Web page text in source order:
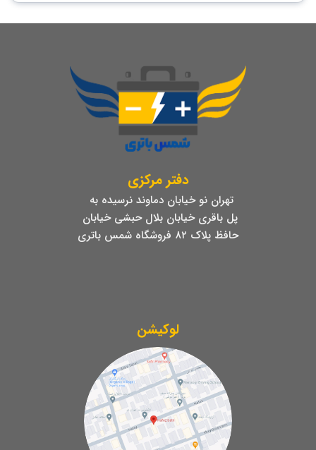
دفتر مرکزی
تهران نو خیابان دماوند نرسیده به
پل باقری خیابان بلال حبشی خیابان
حافظ پلاک ۸۲ فروشگاه شمس باتری
لوکیشن